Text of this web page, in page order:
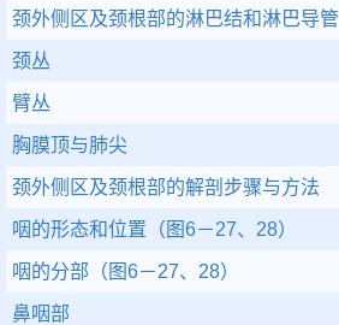
颈外侧区及颈根部的淋巴结和淋巴导管
颈丛
臂丛
胸膜顶与肺尖
颈外侧区及颈根部的解剖步骤与方法
咽的形态和位置（图6－27、28）
咽的分部（图6－27、28）
鼻咽部